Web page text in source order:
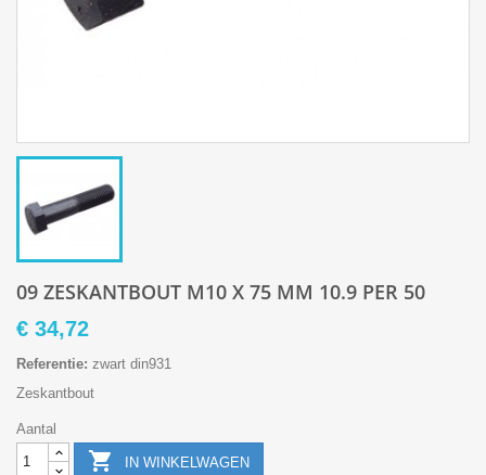
09 ZESKANTBOUT M10 X 75 MM 10.9 PER 50
€ 34,72
Referentie: zwart din931
Zeskantbout
Aantal
 IN WINKELWAGEN